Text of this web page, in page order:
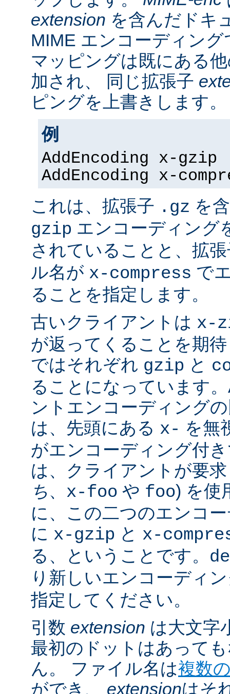
extension を含んだドキ
MIME エンコーディン
マッピングは既にある
加され、 同じ拡張子
ピングを上書きします。
例
AddEncoding x-gzip
AddEncoding x-
これは、拡張子 .gz を
gzip エンコーディング
されていることと、拡
ル名が x-compress で
ることを指定します。
古いクライアントは x-
が返ってくることを期
ではそれぞれ gzip と
ることになっています
ントエンコーディング
は、先頭にある x- を無
がエンコーディング付
は、クライアントが要
ち、 x-foo や foo) を使
に、この二つのエンコ
に x-gzip と x-
る、ということです。
り新しいエンコーディ
指定してください。
引数 extension は大文字
最初のドットはあって
ん。 ファイル名は複数
ができ、 extensionはそ